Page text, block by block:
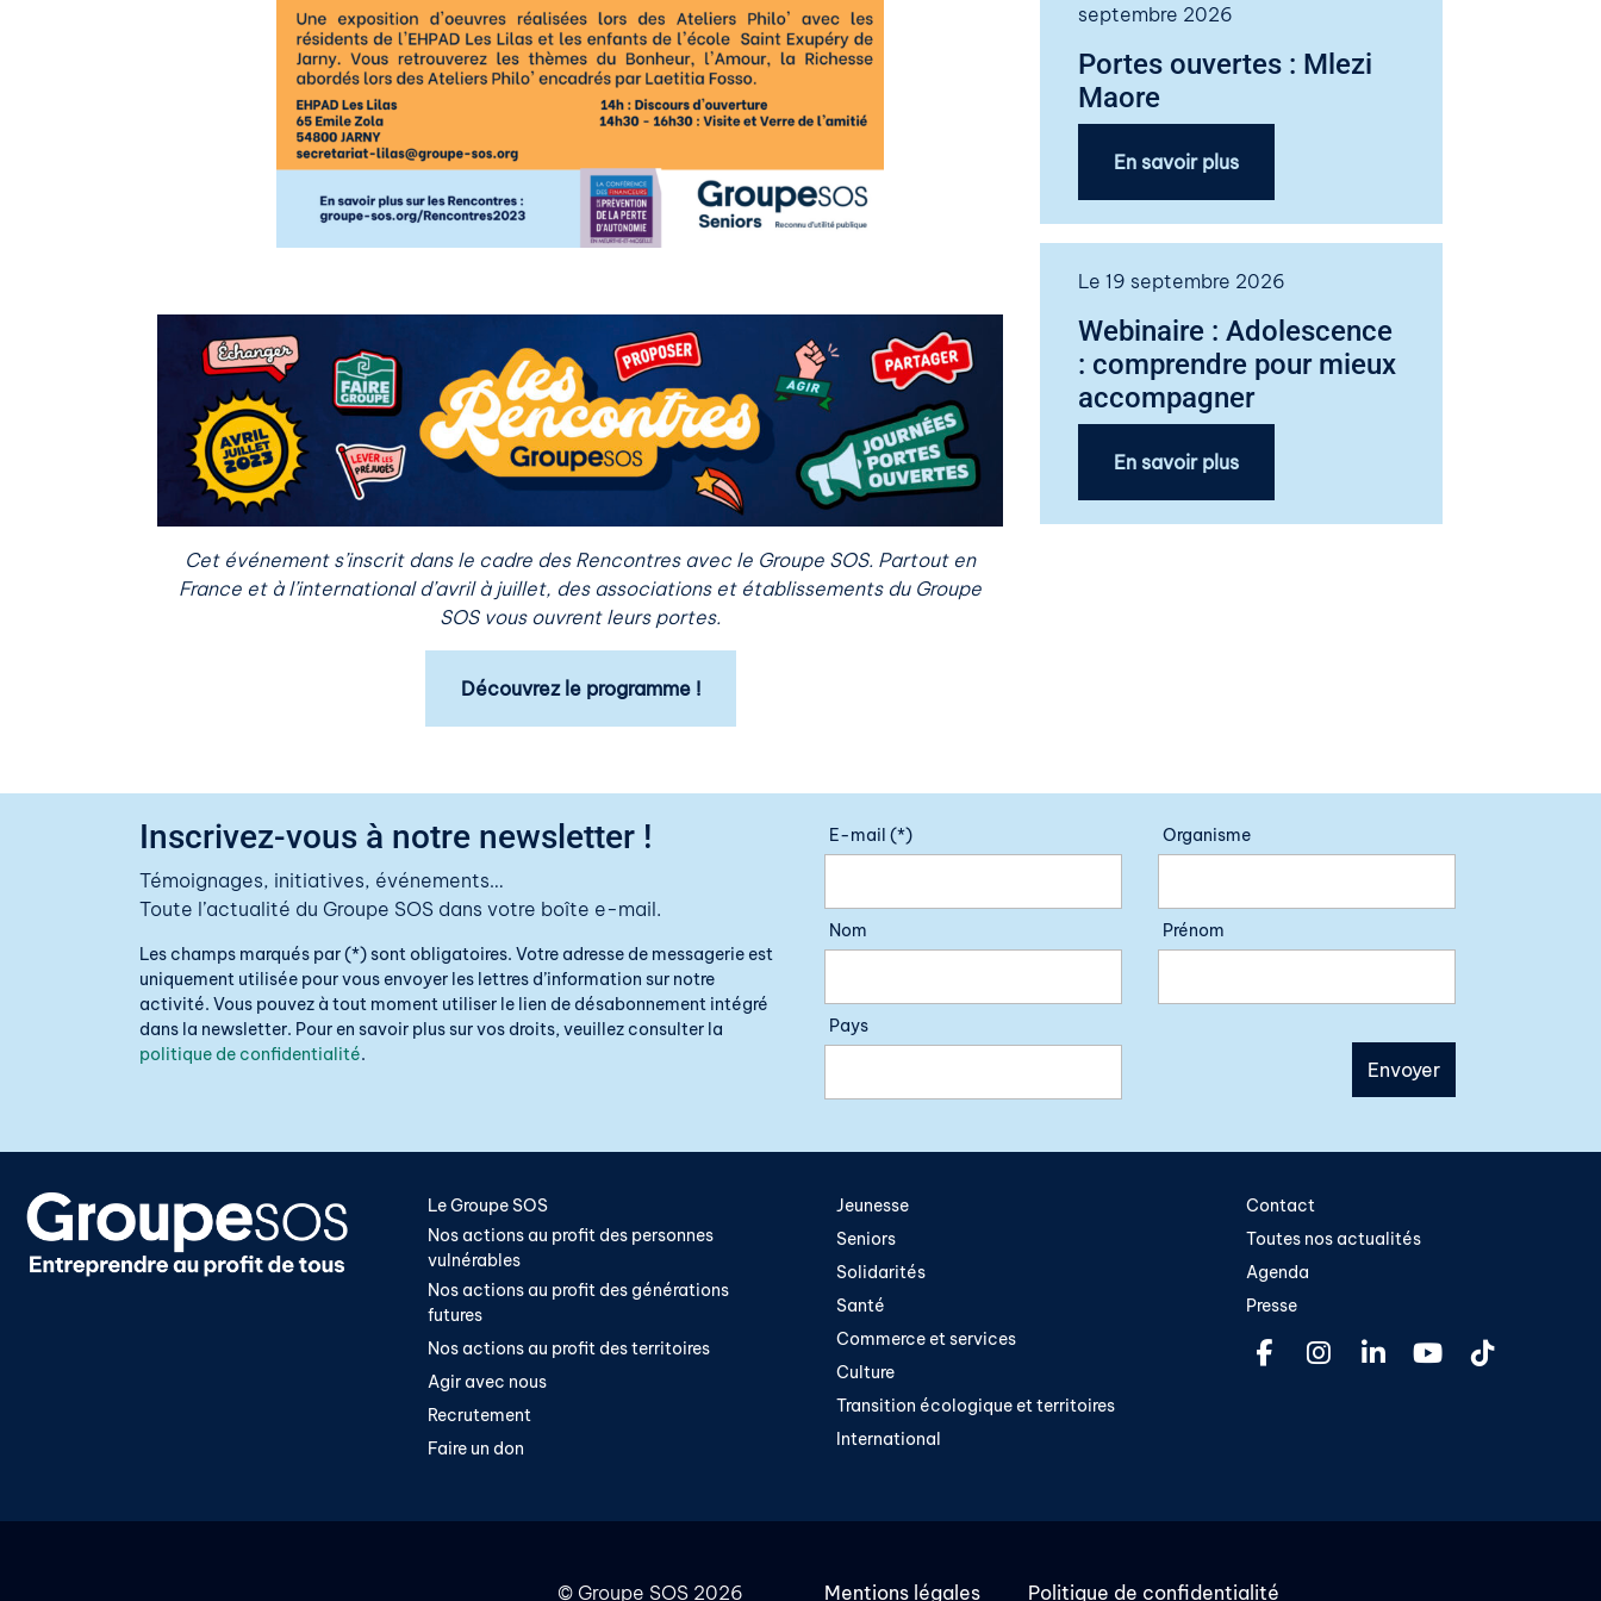
Cet événement s’inscrit dans le cadre des Rencontres avec le Groupe SOS. Partout en
France et à l’international d’avril à juillet, des associations et établissements du Groupe
SOS vous ouvrent leurs portes.
Découvrez le programme !
septembre 2026
Portes ouvertes : Mlezi
Maore
En savoir plus
Le 19 septembre 2026
Webinaire : Adolescence
: comprendre pour mieux
accompagner
En savoir plus
Inscrivez-vous à notre newsletter !
Témoignages, initiatives, événements…
Toute l’actualité du Groupe SOS dans votre boîte e-mail.
Les champs marqués par (*) sont obligatoires. Votre adresse de messagerie est
uniquement utilisée pour vous envoyer les lettres d’information sur notre
activité. Vous pouvez à tout moment utiliser le lien de désabonnement intégré
dans la newsletter. Pour en savoir plus sur vos droits, veuillez consulter la
politique de confidentialité.
E-mail (*) Organisme
Nom Prénom
Pays
Le Groupe SOS
Nos actions au profit des personnes
vulnérables
Nos actions au profit des générations
futures
Nos actions au profit des territoires
Agir avec nous
Recrutement
Faire un don
Jeunesse
Seniors
Solidarités
Santé
Commerce et services
Culture
Transition écologique et territoires​
International
Contact
Toutes nos actualités
Agenda
Presse
© Groupe SOS 2026 Mentions légales Politique de confidentialité